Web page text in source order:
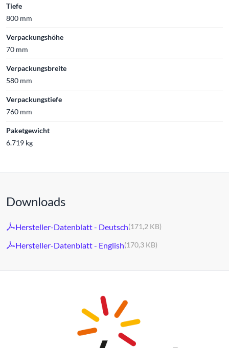
Tiefe
800 mm
Verpackungshöhe
70 mm
Verpackungsbreite
580 mm
Verpackungstiefe
760 mm
Paketgewicht
6.719 kg
Downloads
Hersteller-Datenblatt - Deutsch(171,2 KB)
Hersteller-Datenblatt - English(170,3 KB)